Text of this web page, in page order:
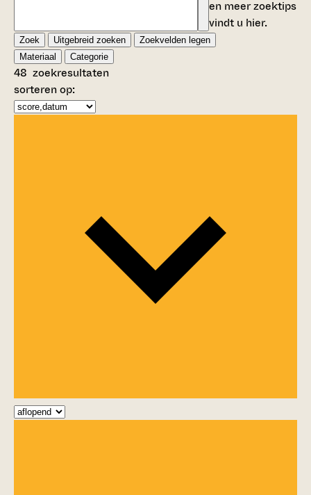
en meer zoektips
vindt u hier.
Zoek Uitgebreid zoeken
Zoekvelden legen
Materiaal
Categorie
48 zoekresultaten
sorteren op: